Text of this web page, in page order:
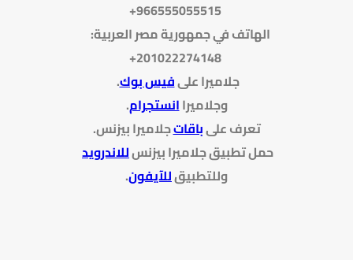
الهاتف في جمهورية مصر العربية:
جلاميرا علىفيس بوك.
وجلاميراانستجرام.
تعرف علىباقاتجلاميرا بيزنس.
حمل تطبيق جلاميرا بيزنسللاندرويد
وللتطبيقللآيفون.